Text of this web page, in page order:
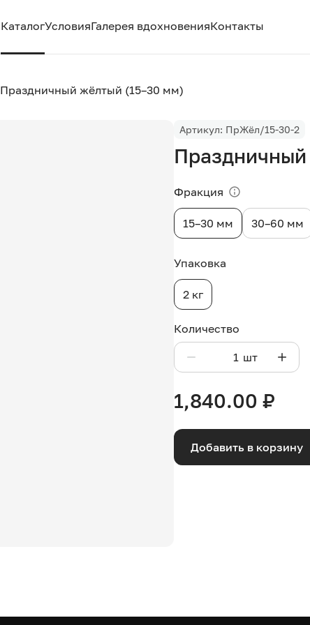
КаталогУсловияГалерея вдохновенияКонтакты
Праздничный жёлтый (15–30 мм)
Артикул: ПрЖёл/15-30-2
Фракция
15–30 мм 30–60 мм
Упаковка
2 кг
Количество
шт
1,840.00 ₽
Добавить в корзину